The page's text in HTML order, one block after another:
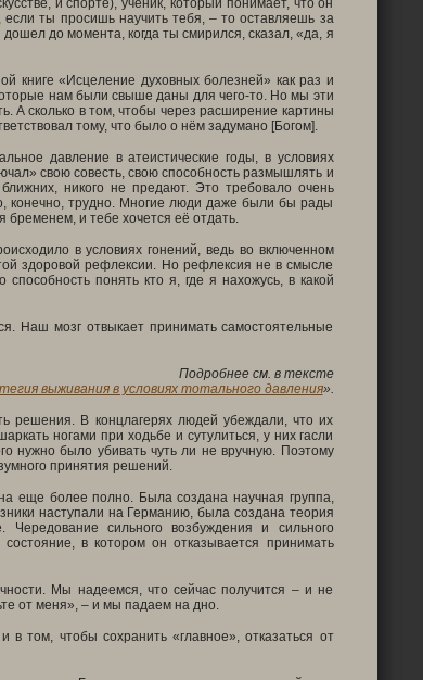
и спорте), ученик, который понимает, что он
ты просишь научить тебя, – то оставляешь за
до момента, когда ты смирился, сказал, «да, я
книге «Исцеление духовных болезней» как раз и
нам были свыше даны для чего-то. Но мы эти
А сколько в том, чтобы через расширение картины
тому, что было о нём задумано [Богом].
давление в атеистические годы, в условиях
свою совесть, свою способность размышлять и
никого не предают. Это требовало очень
конечно, трудно. Многие люди даже были бы рады
бременем, и тебе хочется её отдать.
в условиях гонений, ведь во включенном
здоровой рефлексии. Но рефлексия не в смысле
понять кто я, где я нахожусь, в какой
Наш мозг отвыкает принимать самостоятельные
Подробнее см. в тексте
выживания в условиях тотального давления».
решения. В концлагерях людей убеждали, что их
ногами при ходьбе и сутулиться, у них гасли
нужно было убивать чуть ли не вручную. Поэтому
принятия решений.
еще более полно. Была создана научная группа,
наступали на Германию, была создана теория
Чередование сильного возбуждения и сильного
в котором он отказывается принимать
Мы надеемся, что сейчас получится – и не
от меня», – и мы падаем на дно.
том, чтобы сохранить «главное», отказаться от